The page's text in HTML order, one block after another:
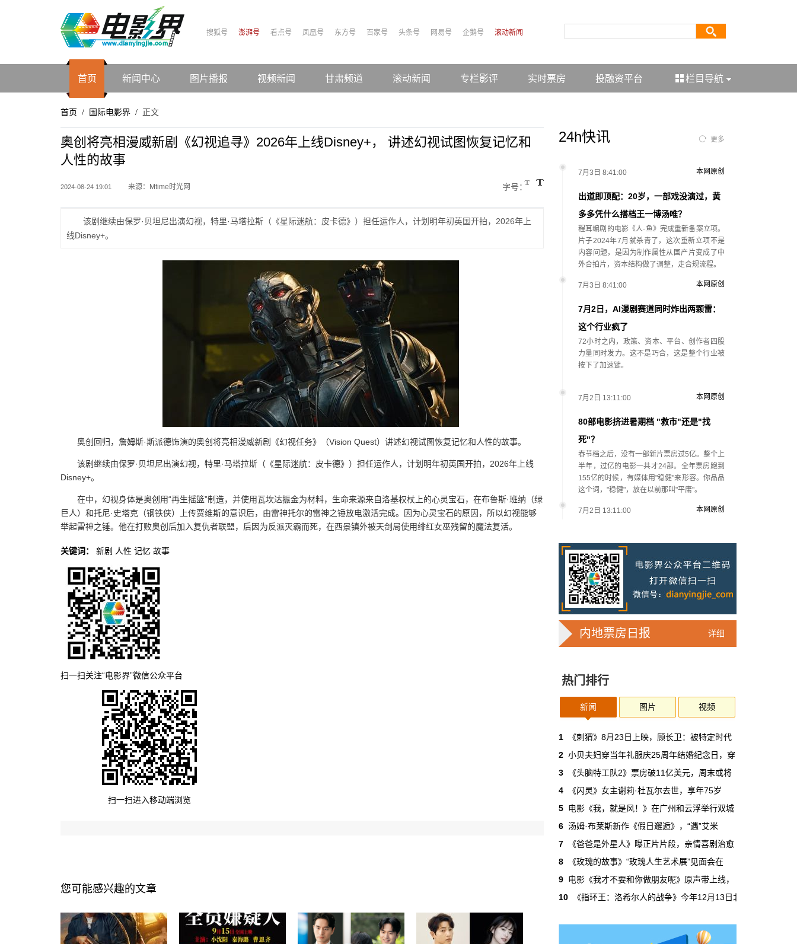
搜狐号 澎湃号 看点号 凤凰号 东方号 百家号 头条号 网易号 企鹅号 滚动新闻
首页 新闻中心 图片播报 视频新闻 甘肃频道 滚动新闻 专栏影评 实时票房 投融资平台 栏目导航
首页 / 国际电影界 / 正文
奥创将亮相漫威新剧《幻视追寻》2026年上线Disney+， 讲述幻视试图恢复记忆和
人性的故事
2024-08-24 19:01 来源：Mtime时光网 字号：
该剧继续由保罗·贝坦尼出演幻视，特里·马塔拉斯（《星际迷航：皮卡德》）担任运作人，计划明年初英国开拍，2026年上
线Disney+。
奥创回归，詹姆斯·斯派德饰演的奥创将亮相漫威新剧《幻视任务》（Vision Quest）讲述幻视试图恢复记忆和人性的故事。
该剧继续由保罗·贝坦尼出演幻视，特里·马塔拉斯（《星际迷航：皮卡德》）担任运作人，计划明年初英国开拍，2026年上线
Disney+。
在中，幻视身体是奥创用“再生摇篮”制造，并使用瓦坎达振金为材料，生命来源来自洛基权杖上的心灵宝石，在布鲁斯·班纳（绿
巨人）和托尼·史塔克（钢铁侠）上传贾维斯的意识后，由雷神托尔的雷神之锤放电激活完成。因为心灵宝石的原因，所以幻视能够
举起雷神之锤。他在打败奥创后加入复仇者联盟，后因为反派灭霸而死，在西景镇外被天剑局使用绯红女巫残留的魔法复活。
关键词： 新剧 人性 记忆 故事
扫一扫关注“电影界”微信公众平台
扫一扫进入移动端浏览
您可能感兴趣的文章
24h快讯 更多
7月3日 8:41:00
出道即顶配：20岁，一部戏没演过，黄
多多凭什么搭档王一博汤唯？
程耳编剧的电影《人·鱼》完成重新备案立项。
片子2024年7月就杀青了，这次重新立项不是
内容问题，是因为制作属性从国产片变成了中
外合拍片，资本结构做了调整，走合规流程。
本网原创
7月3日 8:41:00
7月2日，AI漫剧赛道同时炸出两颗雷：
这个行业疯了
72小时之内，政策、资本、平台、创作者四股
力量同时发力。这不是巧合，这是整个行业被
按下了加速键。
本网原创
7月2日 13:11:00
80部电影挤进暑期档 "救市"还是"找
死"？
春节档之后，没有一部新片票房过5亿。整个上
半年，过亿的电影一共才24部。全年票房跑到
155亿的时候，有媒体用"稳健"来形容。你品品
这个词，"稳健"，放在以前那叫"平庸"。
本网原创
7月2日 13:11:00
路
2025年，真人实拍微短剧的上线数量占比约
71%，AI微短剧不到30%。到了2026年第一季
度，这个比例完全倒挂——真人实拍跌到
32%，AI飙升到68%。
本网原创
华策拿《西游记》赌AI那天，半个影视
一个做了几十年传统影视的头部公司，用这种
再是草根创业者的自嗨游戏，正规军来了。
本网原创
6月30日 11:34:00
7月1日起AI漫剧独立上户：30万以下
的，平台自己兜着
过去两年，AI漫剧用一种近乎无政府的方式，
吃掉了整个微短剧市场95%的产量，却几乎没
本网原创
6月29日 10:20:00
时间，年轻人在电影院里的占比缩水了一半还
多。20岁以下更夸张，从8.9%跌到2.9%，几
本网原创
详细
内地票房日报
热门排行
新闻 图片 视频
1
《刺猬》8月23日上映，顾长卫：被特定时代
2 小贝夫妇穿当年礼服庆25周年结婚纪念日，穿
3
《头脑特工队2》票房破11亿美元，周末或将
4
《闪灵》女主谢莉·杜瓦尔去世，享年75岁
5 电影《我，就是风！》在广州和云浮举行双城
6 汤姆·布莱斯新作《假日邂逅》，“遇”艾米
7
《爸爸是外星人》曝正片片段，亲情喜剧治愈
8
《玫瑰的故事》“玫瑰人生艺术展”见面会在
9 电影《我才不要和你做朋友呢》原声带上线，
10
《指环王：洛希尔人的战争》今年12月13日北